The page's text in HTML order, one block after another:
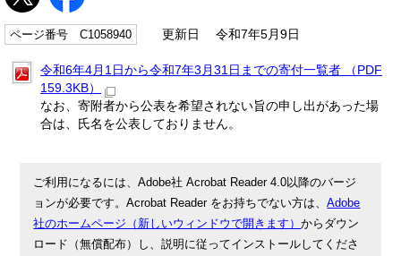
ページ番号 C1058940 更新日 令和7年5月9日
令和6年4月1日から令和7年3月31日までの寄付一覧者 （PDF
159.3KB）
なお、寄附者から公表を希望されない旨の申し出があった場
合は、氏名を公表しておりません。
ご利用になるには、Adobe社 Acrobat Reader 4.0以降のバージ
ョンが必要です。Acrobat Reader をお持ちでない方は、Adobe
社のホームページ（新しいウィンドウで開きます）からダウン
ロード（無償配布）し、説明に従ってインストールしてくださ